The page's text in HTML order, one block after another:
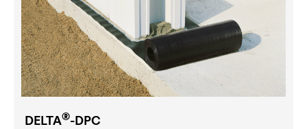
DELTA®-DPC